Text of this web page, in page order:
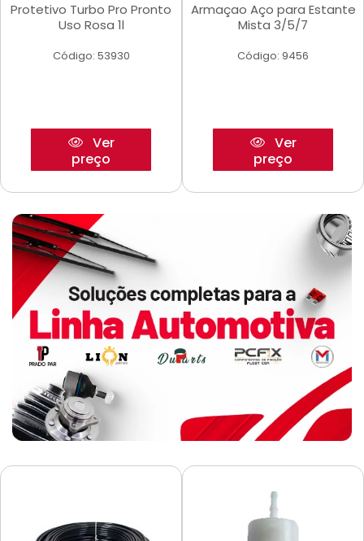
Protetivo Turbo Pro Pronto
Uso Rosa 1l
Código: 53930
Ver
preço
Armaçao Aço para Estante
Mista 3/5/7
Código: 9456
Ver
preço